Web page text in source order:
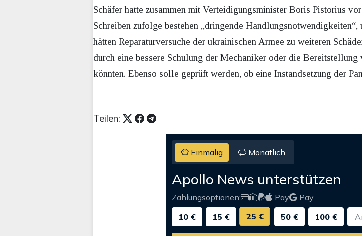
Schäfer hatte zusammen mit Verteidigungsminister Boris Pistorius
Schreiben zufolge bestehen „dringende
hätten Reparaturversuche der ukrainischen Armee zu weiteren
durch eine bessere Schulung der Mechaniker oder die
könnten. Ebenso solle geprüft werden, ob eine Instandsetzung der
Teilen:
Einmalig Monatlich
Apollo News unterstützen
Zahlungsoptionen: Pay
Pay
10 €
15 € 25 € 50 € 100 €